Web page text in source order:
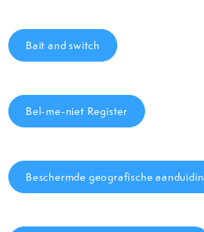
Bait and switch
Bel-me-niet Register
Beschermde geografische